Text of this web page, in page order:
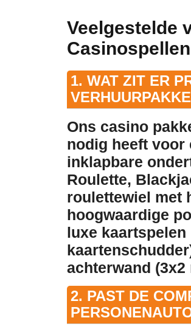
Veelgestelde
1. WAT ZIT ER
Ons casino
nodig heeft voor
inklapbare
Roulette,
roulettewiel met
hoogwaardige
luxe
achterwand
2. PAST DE